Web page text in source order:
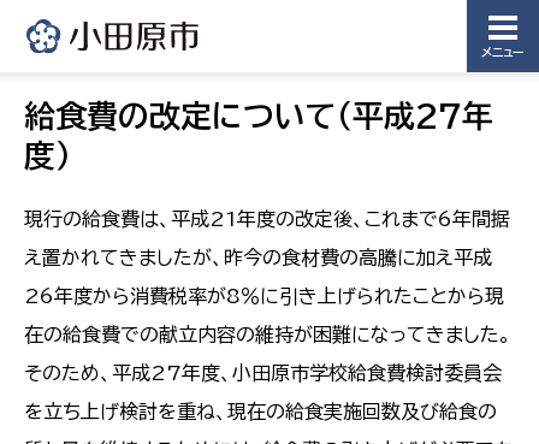
メニュー
給食費の改定について（平成27年
度）
現行の給食費は、平成21年度の改定後、これまで6年間据
え置かれてきましたが、昨今の食材費の高騰に加え平成
26年度から消費税率が8％に引き上げられたことから現
在の給食費での献立内容の維持が困難になってきました。
そのため、平成27年度、小田原市学校給食費検討委員会
を立ち上げ検討を重ね、現在の給食実施回数及び給食の